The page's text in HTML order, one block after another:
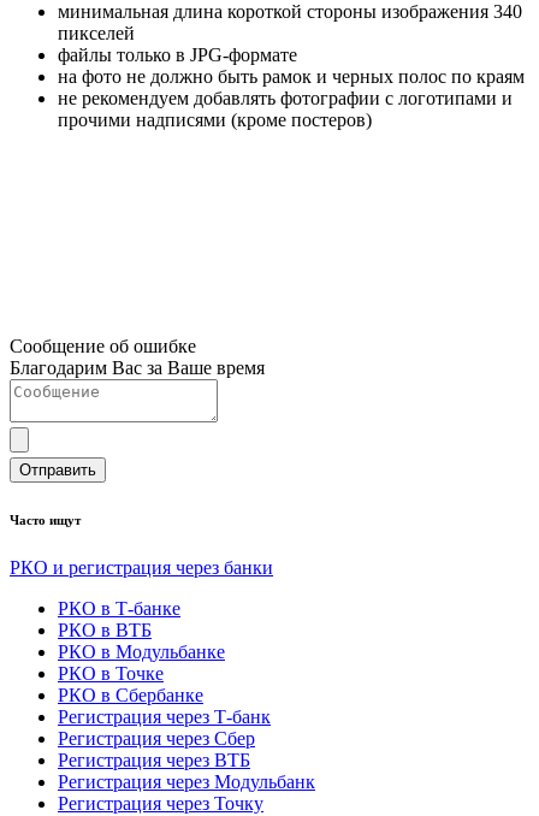
минимальная длина короткой стороны изображения 340
пикселей
файлы только в JPG-формате
на фото не должно быть рамок и черных полос по краям
не рекомендуем добавлять фотографии с логотипами и
прочими надписями (кроме постеров)
Сообщение об ошибке
Благодарим Вас за Ваше время
Отправить
Часто ищут
РКО и регистрация через банки
РКО в Т-банке
РКО в ВТБ
РКО в Модульбанке
РКО в Точке
РКО в Сбербанке
Регистрация через Т-банк
Регистрация через Сбер
Регистрация через ВТБ
Регистрация через Модульбанк
Регистрация через Точку